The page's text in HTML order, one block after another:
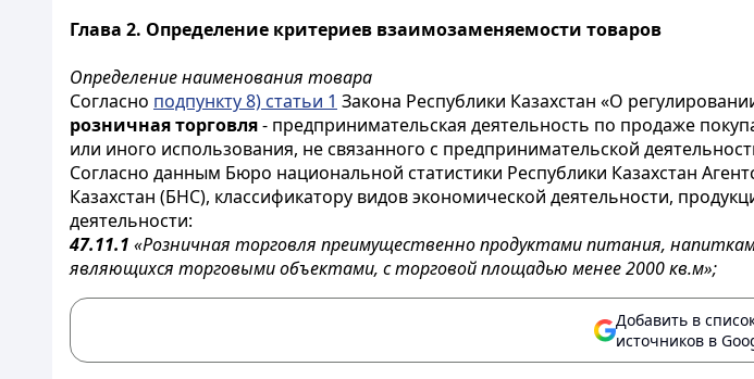
Глава 2. Определение критериев взаимозаменяемости товаров
Определение наименования товара
Согласно подпункту 8) статьи 1 Закона Республики Казахстан «О
розничная торговля- предпринимательская деятельность по продаже
или иного использования, не связанного с предпринимательской
Согласно данным Бюро национальной статистики Республики Казахстан
Казахстан (БНС), классификатору видов экономической деятельности,
деятельности:
47.11.1 «Розничная торговля преимущественно продуктами питания,
являющихся торговыми объектами, с торговой площадью менее 2000 кв.м»;
Добавить в
источников в